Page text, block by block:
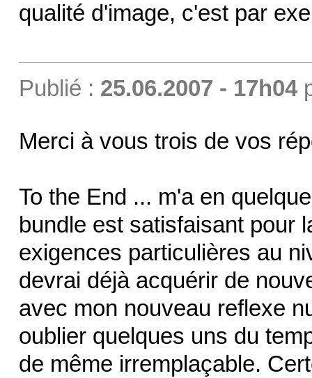
qualité d'image, c'est par
Publié : 25.06.2007 - 17h04
Merci à vous trois de vos
To the End ... m'a en
bundle est satisfaisant pour
exigences particulières au
devrai déjà acquérir de
avec mon nouveau reflexe
oublier quelques uns du
de même irremplaçable.